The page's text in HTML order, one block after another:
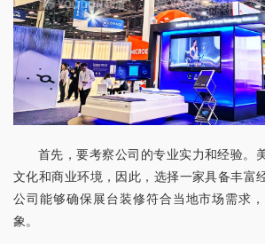
首先，要考察公司的专业实力和经验。
文化和商业环境，因此，选择一家具备丰富
公司能够确保展台装修符合当地市场需求
象。